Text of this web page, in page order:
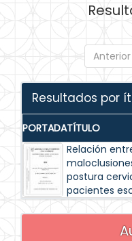
Anterior
Resultados por
PORTADATÍTULO
Relación
postura
pacientes